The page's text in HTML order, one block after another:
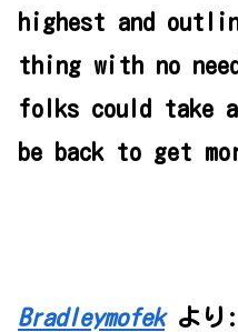
highest and
thing with no
folks could take
be back to get
Bradleymofek より: